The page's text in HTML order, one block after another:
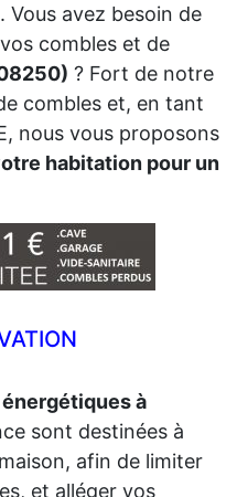
Vous avez besoin de
combles et de
? Fort de notre
combles et, en tant
nous vous proposons
habitation pour un
à
sont destinées à
afin de limiter
et alléger vos